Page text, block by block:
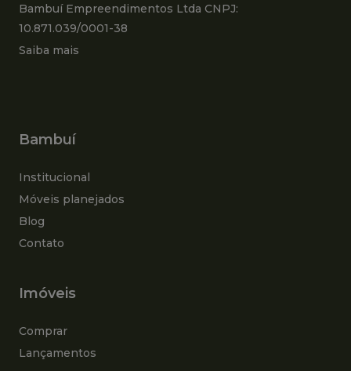
Bambuí Empreendimentos Ltda CNPJ:
10.871.039/0001-38
Saiba mais
Bambuí
Institucional
Móveis planejados
Blog
Contato
Imóveis
Comprar
Lançamentos